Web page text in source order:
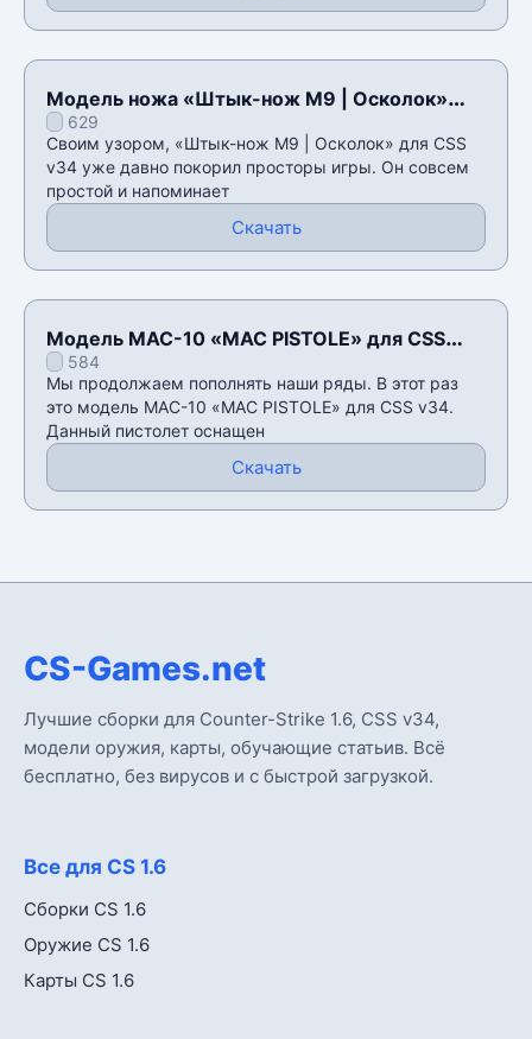
Модель ножа «Штык-нож M9 | Осколок»
для CSS v34
629
Своим узором, «Штык-нож M9 | Осколок» для CSS
v34 уже давно покорил просторы игры. Он совсем
простой и напоминает
Скачать
Модель MAC-10 «MAC PISTOLE» для CSS
v34584
Мы продолжаем пополнять наши ряды. В этот раз
это модель MAC-10 «MAC PISTOLE» для CSS v34.
Данный пистолет оснащен
Скачать
CS-Games.net
Лучшие сборки для Counter-Strike 1.6, CSS v34,
модели оружия, карты, обучающие статьив. Всё
бесплатно, без вирусов и с быстрой загрузкой.
Все для CS 1.6
Сборки CS 1.6
Оружие CS 1.6
Карты CS 1.6